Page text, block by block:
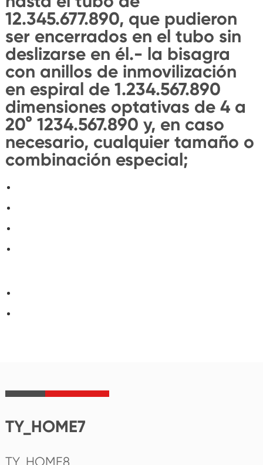
12.345.677.890, que pudieron
ser encerrados en el tubo sin
deslizarse en él.- la bisagra
con anillos de inmovilización
en espiral de 1.234.567.890
dimensiones optativas de 4 a
20° 1234.567.890 y, en caso
necesario, cualquier tamaño o
combinación especial;
TY_HOME7
TY_HOME8